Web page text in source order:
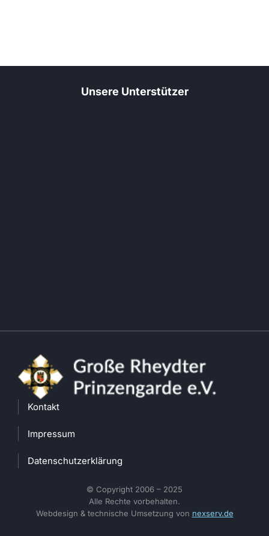
Unsere Unterstützer
Kontakt
Impressum
Datenschutzerklärung
© Copyright 2006 – 2025
Alle Rechte vorbehalten.
Webdesign & technische Umsetzung von nexserv.de